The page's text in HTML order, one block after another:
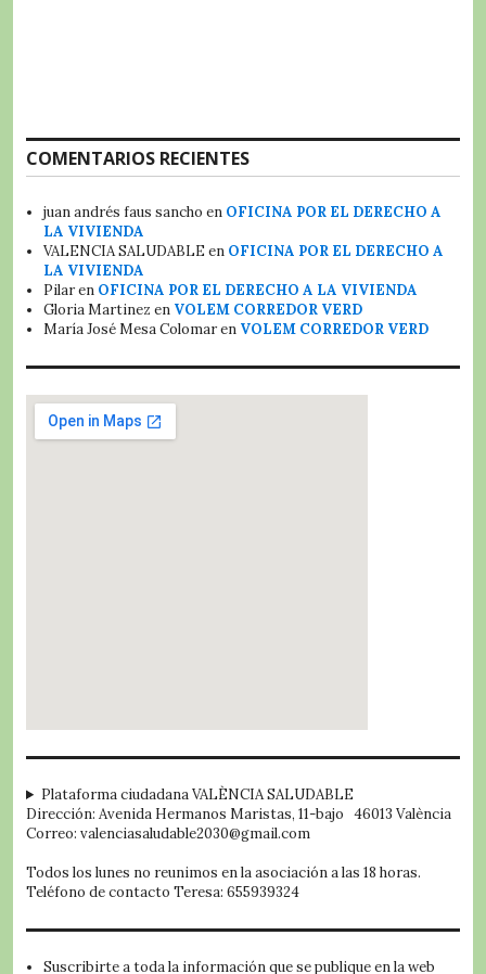
COMENTARIOS RECIENTES
juan andrés faus sancho en OFICINA POR EL DERECHO A
LA VIVIENDA
VALENCIA SALUDABLE en OFICINA POR EL DERECHO A
LA VIVIENDA
Pilaren OFICINA POR EL DERECHO A LA VIVIENDA
Gloria Martinez en VOLEM CORREDOR VERD
María José Mesa Colomaren VOLEM CORREDOR VERD
Plataforma ciudadana VALÈNCIA SALUDABLE
Dirección: Avenida Hermanos Maristas, 11-bajo 46013 València
Correo: valenciasaludable2030@gmail.com
Todos los lunes no reunimos en la asociación a las 18 horas.
Teléfono de contacto Teresa: 655939324
Suscribirte a toda la información que se publique en la web